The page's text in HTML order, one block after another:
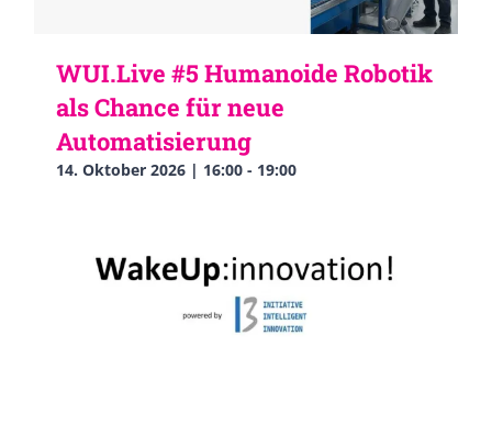
WUI.Live #5 Humanoide Robotik
als Chance für neue
Automatisierung
14. Oktober 2026 | 16:00 - 19:00